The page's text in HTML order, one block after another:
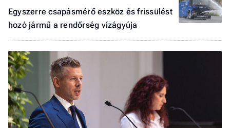
Egyszerre csapásmérő eszköz és frissülést
hozó jármű a rendőrség vízágyúja